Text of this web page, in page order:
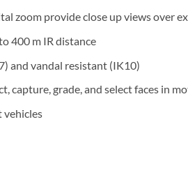
zoom provide close up views over
400 m IR distance
and vandal resistant (IK10)
capture, grade, and select faces in
vehicles